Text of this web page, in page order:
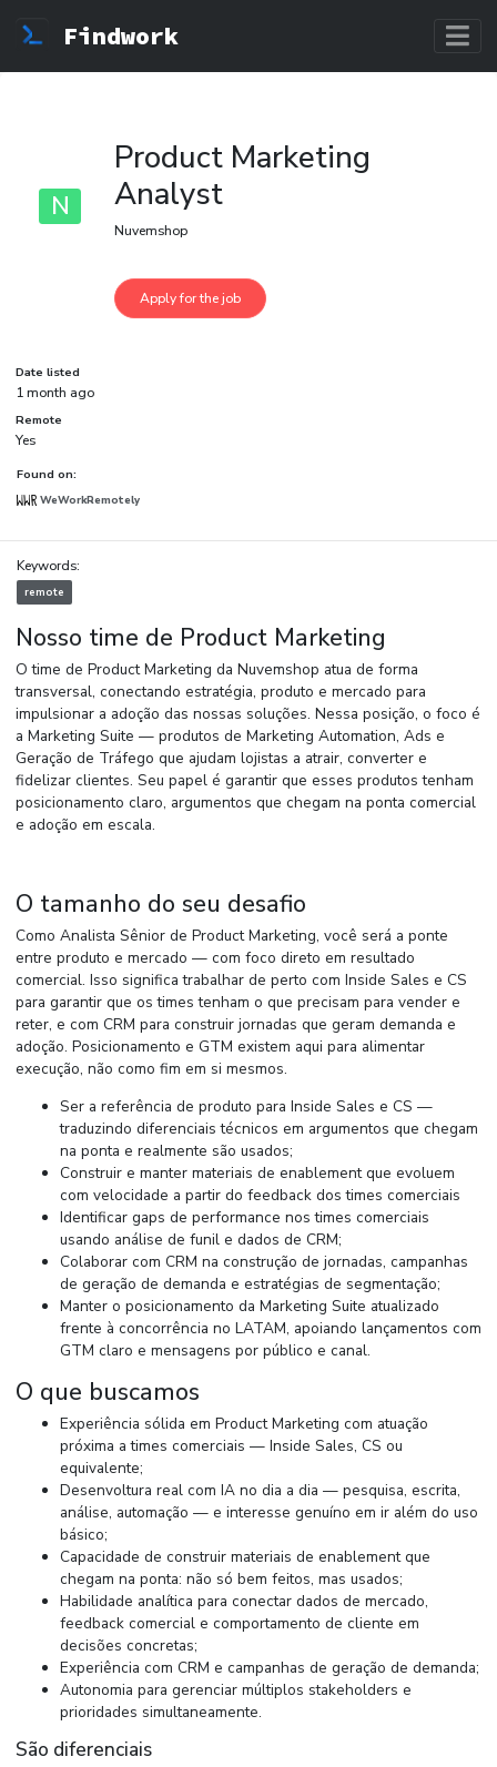
Findwork
N
Product Marketing
Analyst
Nuvemshop
Date listed
1 month ago
Remote
Yes
Found on:
WeWorkRemotely
Keywords:
remote
Nosso time de Product Marketing
O time de Product Marketing da Nuvemshop atua de forma
transversal, conectando estratégia, produto e mercado para
impulsionar a adoção das nossas soluções. Nessa posição, o foco é
a Marketing Suite — produtos de Marketing Automation, Ads e
Geração de Tráfego que ajudam lojistas a atrair, converter e
fidelizar clientes. Seu papel é garantir que esses produtos tenham
posicionamento claro, argumentos que chegam na ponta comercial
e adoção em escala.
O tamanho do seu desafio
Como Analista Sênior de Product Marketing, você será a ponte
entre produto e mercado — com foco direto em resultado
comercial. Isso significa trabalhar de perto com Inside Sales e CS
para garantir que os times tenham o que precisam para vender e
reter, e com CRM para construir jornadas que geram demanda e
adoção. Posicionamento e GTM existem aqui para alimentar
execução, não como fim em si mesmos.
Ser a referência de produto para Inside Sales e CS —
traduzindo diferenciais técnicos em argumentos que chegam
na ponta e realmente são usados;
Construir e manter materiais de enablement que evoluem
com velocidade a partir do feedback dos times comerciais
Identificar gaps de performance nos times comerciais
usando análise de funil e dados de CRM;
Colaborar com CRM na construção de jornadas, campanhas
de geração de demanda e estratégias de segmentação;
Manter o posicionamento da Marketing Suite atualizado
frente à concorrência no LATAM, apoiando lançamentos com
GTM claro e mensagens por público e canal.
O que buscamos
Experiência sólida em Product Marketing com atuação
próxima a times comerciais — Inside Sales, CS ou
equivalente;
Desenvoltura real com IA no dia a dia — pesquisa, escrita,
análise, automação — e interesse genuíno em ir além do uso
básico;
Capacidade de construir materiais de enablement que
chegam na ponta: não só bem feitos, mas usados;
Habilidade analítica para conectar dados de mercado,
feedback comercial e comportamento de cliente em
decisões concretas;
Experiência com CRM e campanhas de geração de demanda;
Autonomia para gerenciar múltiplos stakeholders e
prioridades simultaneamente.
São diferenciais